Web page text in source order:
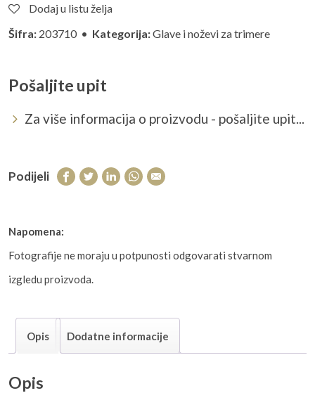
Dodaj u listu želja
Šifra: 203710 • Kategorija:Glave i noževi za trimere
Pošaljite upit
Za više informacija o proizvodu - pošaljite upit...
Podijeli
Napomena:
Fotografije ne moraju u potpunosti odgovarati stvarnom
izgledu proizvoda.
Opis Dodatne informacije
Opis